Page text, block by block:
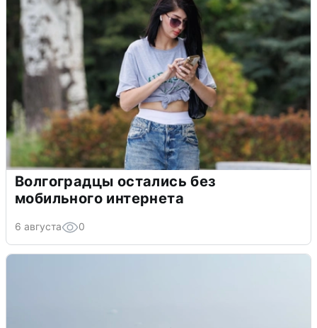
Волгоградцы остались без
мобильного интернета
6 августа 0